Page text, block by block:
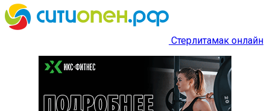
Стерлитамак онлайн